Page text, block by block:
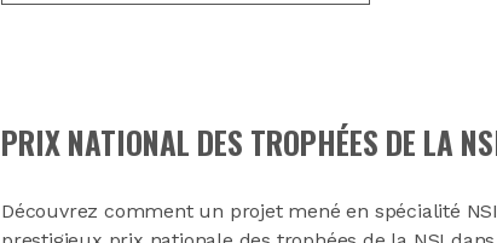
PRIX NATIONAL DES TROPHÉES DE LA
Découvrez comment un projet mené en spécialité